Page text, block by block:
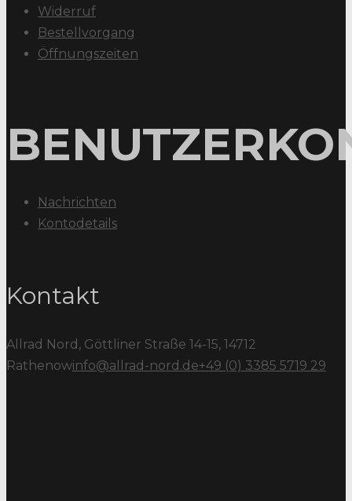
Widerruf
Bestellvorgang
Öffnungszeiten
Nachrichten
Kontodetails
Kontakt
Allrad Nord, Göttliner Straße 14-15, 14712
Rathenowinfo@allrad-nord.de+49 (0) 3385 5719 29